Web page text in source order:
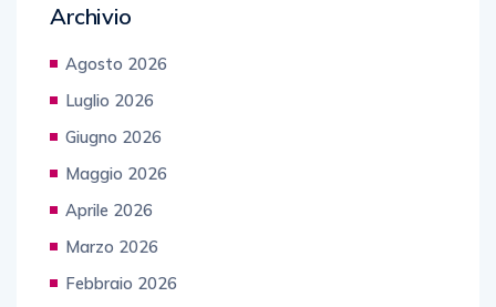
Archivio
Agosto 2026
Luglio 2026
Giugno 2026
Maggio 2026
Aprile 2026
Marzo 2026
Febbraio 2026